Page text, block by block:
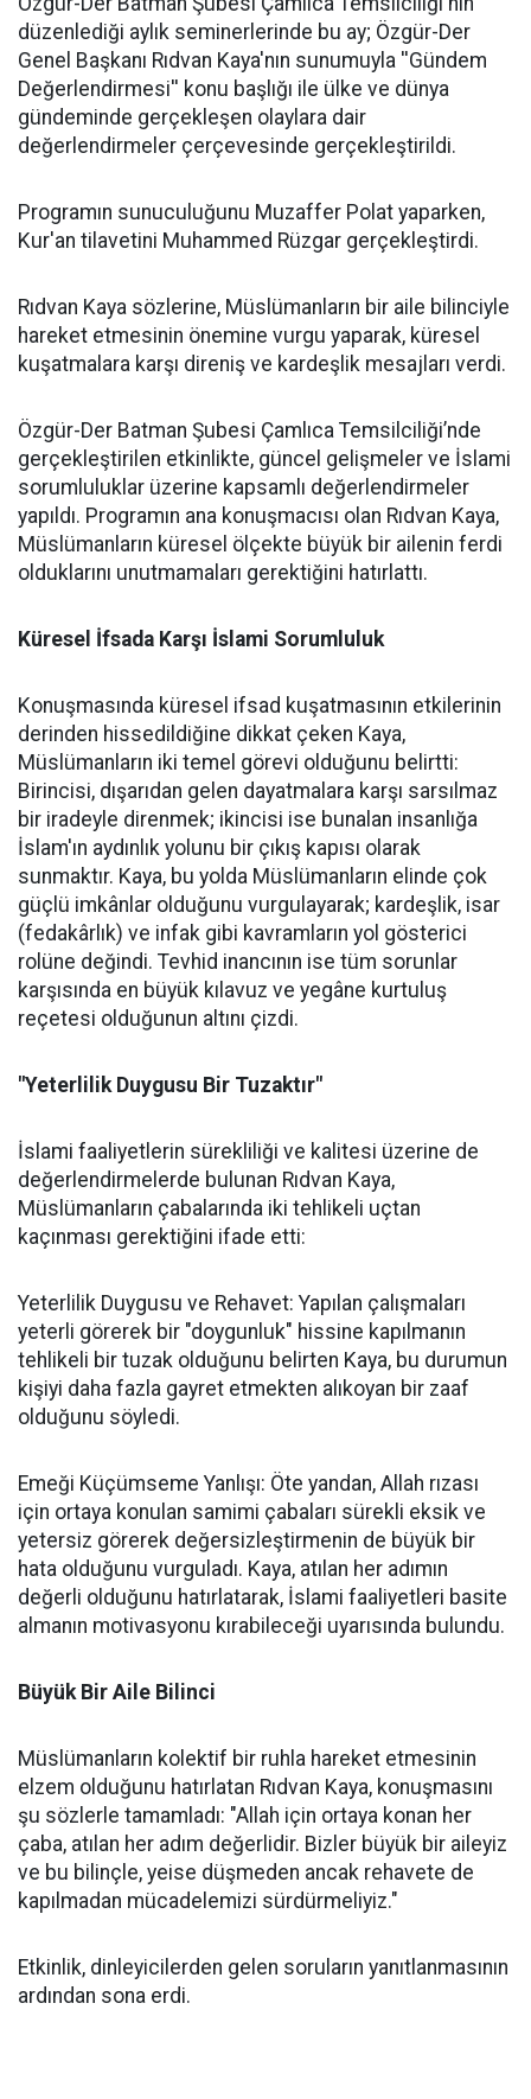
düzenlediği aylık seminerlerinde bu ay; Özgür-Der
Genel Başkanı Rıdvan Kaya'nın sunumuyla ''Gündem
Değerlendirmesi'' konu başlığı ile ülke ve dünya
gündeminde gerçekleşen olaylara dair
değerlendirmeler çerçevesinde gerçekleştirildi.
Programın sunuculuğunu Muzaffer Polat yaparken,
Kur'an tilavetini Muhammed Rüzgar gerçekleştirdi.
Rıdvan Kaya sözlerine, Müslümanların bir aile bilinciyle
hareket etmesinin önemine vurgu yaparak, küresel
kuşatmalara karşı direniş ve kardeşlik mesajları verdi.
Özgür-Der Batman Şubesi Çamlıca Temsilciliği’nde
gerçekleştirilen etkinlikte, güncel gelişmeler ve İslami
sorumluluklar üzerine kapsamlı değerlendirmeler
yapıldı. Programın ana konuşmacısı olan Rıdvan Kaya,
Müslümanların küresel ölçekte büyük bir ailenin ferdi
olduklarını unutmamaları gerektiğini hatırlattı.
Küresel İfsada Karşı İslami Sorumluluk
Konuşmasında küresel ifsad kuşatmasının etkilerinin
derinden hissedildiğine dikkat çeken Kaya,
Müslümanların iki temel görevi olduğunu belirtti:
Birincisi, dışarıdan gelen dayatmalara karşı sarsılmaz
bir iradeyle direnmek; ikincisi ise bunalan insanlığa
İslam'ın aydınlık yolunu bir çıkış kapısı olarak
sunmaktır. Kaya, bu yolda Müslümanların elinde çok
güçlü imkânlar olduğunu vurgulayarak; kardeşlik, isar
(fedakârlık) ve infak gibi kavramların yol gösterici
rolüne değindi. Tevhid inancının ise tüm sorunlar
karşısında en büyük kılavuz ve yegâne kurtuluş
reçetesi olduğunun altını çizdi.
"Yeterlilik Duygusu Bir Tuzaktır"
İslami faaliyetlerin sürekliliği ve kalitesi üzerine de
değerlendirmelerde bulunan Rıdvan Kaya,
Müslümanların çabalarında iki tehlikeli uçtan
kaçınması gerektiğini ifade etti:
Yeterlilik Duygusu ve Rehavet: Yapılan çalışmaları
yeterli görerek bir "doygunluk" hissine kapılmanın
tehlikeli bir tuzak olduğunu belirten Kaya, bu durumun
kişiyi daha fazla gayret etmekten alıkoyan bir zaaf
olduğunu söyledi.
Emeği Küçümseme Yanlışı: Öte yandan, Allah rızası
için ortaya konulan samimi çabaları sürekli eksik ve
yetersiz görerek değersizleştirmenin de büyük bir
hata olduğunu vurguladı. Kaya, atılan her adımın
değerli olduğunu hatırlatarak, İslami faaliyetleri basite
almanın motivasyonu kırabileceği uyarısında bulundu.
Büyük Bir Aile Bilinci
Müslümanların kolektif bir ruhla hareket etmesinin
elzem olduğunu hatırlatan Rıdvan Kaya, konuşmasını
şu sözlerle tamamladı: "Allah için ortaya konan her
çaba, atılan her adım değerlidir. Bizler büyük bir aileyiz
ve bu bilinçle, yeise düşmeden ancak rehavete de
kapılmadan mücadelemizi sürdürmeliyiz."
Etkinlik, dinleyicilerden gelen soruların yanıtlanmasının
ardından sona erdi.